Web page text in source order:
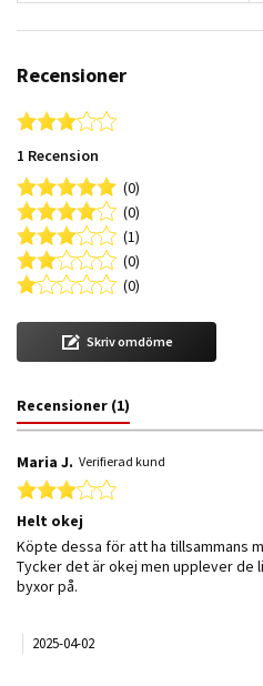
Recensioner
3.0 star rating
1 Recension
(0)
(0)
(1)
(0)
(0)
Skriv omdöme
Recensioner (1)
Maria J. Verifierad kund
3.0 star rating
Helt okej
Review by Maria J. on 2 Apr 2025
review stating Helt okej
Köpte dessa för att ha tillsammans
Tycker det är okej men upplever de
byxor på.
2025-04-02